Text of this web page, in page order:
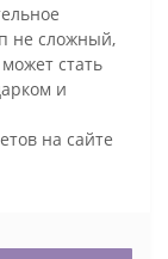
не сложный,
стать
и
на сайте